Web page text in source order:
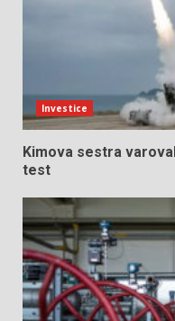
Investice
Kimova sestra
test